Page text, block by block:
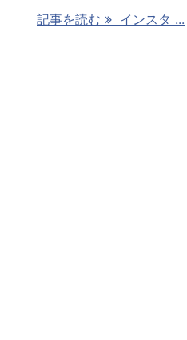
記事を読む インスタ ...